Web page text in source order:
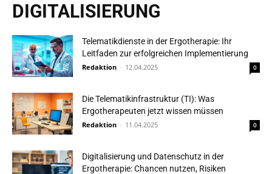
DIGITALISIERUNG
Telematikdienste in der Ergotherapie: Ihr
Leitfaden zur erfolgreichen Implementierung
Redaktion - 12.04.2025 0
Die Telematikinfrastruktur (TI): Was
Ergotherapeuten jetzt wissen müssen
Redaktion - 11.04.2025 0
Digitalisierung und Datenschutz in der
Ergotherapie: Chancen nutzen, Risiken